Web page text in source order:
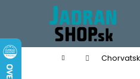
Domov
š
í
k
Späť
do
Späť
do